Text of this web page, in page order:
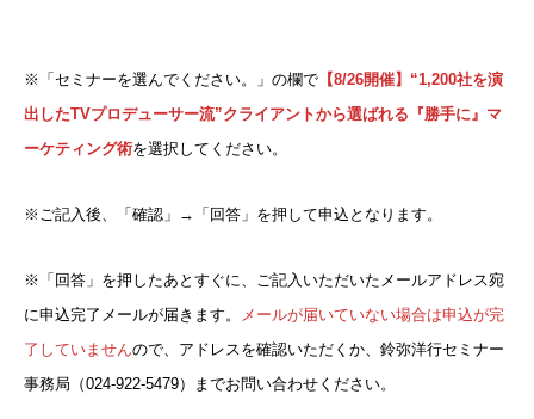
※「セミナーを選んでください。」の欄で 【8/26開催】“1,200社を演
出したTVプロデューサー流”クライアントから選ばれる『勝手に』マ
ーケティング術を選択してください。
※ご記入後、「確認」→「回答」を押して申込となります。
※「回答」を押したあとすぐに、ご記入いただいたメールアドレス宛
に申込完了メールが届きます。
メールが届いていない場合は申込が完
了していませんので、アドレスを確認いただくか、鈴弥洋行セミナー
事務局（024-922-5479）までお問い合わせください。